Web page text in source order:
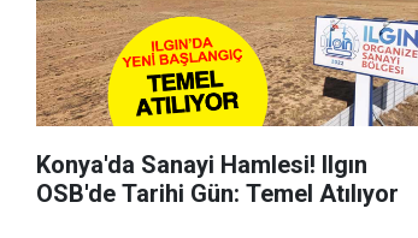
Konya'da Sanayi Hamlesi! Ilgın
OSB'de Tarihi Gün: Temel Atılıyor